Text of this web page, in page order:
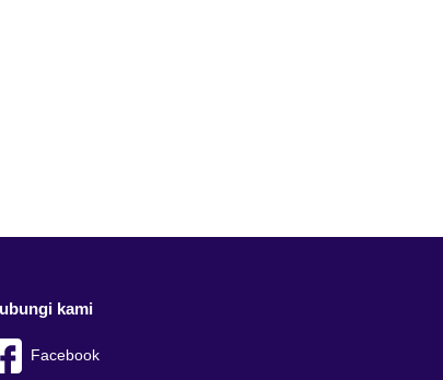
kami
Facebook